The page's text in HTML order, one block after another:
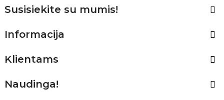
Susisiekite su mumis! 
Informacija 
Klientams 
Naudinga! 